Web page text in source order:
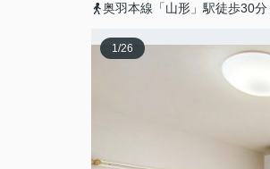
奥羽本線「山形」駅徒歩30分
1/26